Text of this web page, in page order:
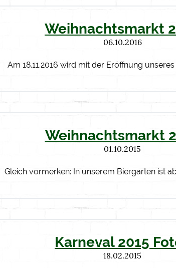
Weihnachtsmarkt
06.10.2016
Am 18.11.2016 wird mit der Eröffnung unseres
Weihnachtsmarkt
01.10.2015
Gleich vormerken: In unserem Biergarten ist
Karneval 2015
18.02.2015